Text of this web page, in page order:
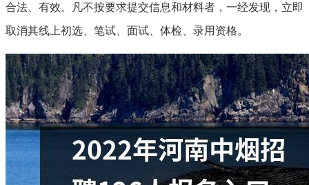
合法、有效。凡不按要求提交信息和材料者，一经发现，立即
取消其线上初选、笔试、面试、体检、录用资格。